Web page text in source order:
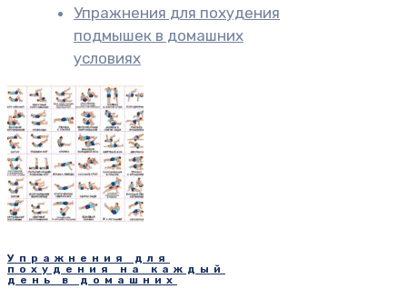
Упражнения для похудения
подмышек в домашних
условиях
Упражнения для
похудения на каждый
день в домашних